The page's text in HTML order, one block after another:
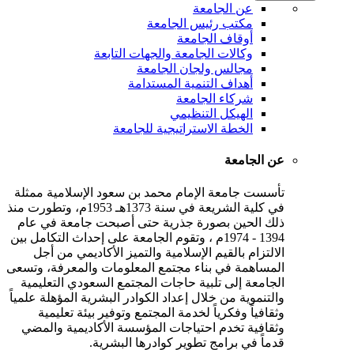
عن الجامعة
مكتب رئيس الجامعة
أوقاف الجامعة
وكالات الجامعة والجهات التابعة
مجالس ولجان الجامعة
أهداف التنمية المستدامة
شركاء الجامعة
الهيكل التنظيمي
الخطة الاستراتيجية للجامعة
عن الجامعة
تأسست جامعة الإمام محمد بن سعود الإسلامية ممثلة
في كلية الشريعة في سنة 1373هـ 1953م، وتطورت منذ
ذلك الحين بصورة جذرية حتى أصبحت جامعة في عام
1394 - 1974م ، وتقوم الجامعة على إحداث التكامل بين
الالتزام بالقيم الإسلامية والتميز الأكاديمي من أجل
المساهمة في بناء مجتمع المعلومات والمعرفة، وتسعى
الجامعة إلى تلبية حاجات المجتمع السعودي التعليمية
والتنموية من خلال إعداد الكوادر البشرية المؤهلة علمياً
وثقافياً وفكرياً لخدمة المجتمع وتوفير بيئة تعليمية
وثقافية تخدم احتياجات المؤسسة الأكاديمية والمضي
قدماً في برامج تطوير كوادرها البشرية.